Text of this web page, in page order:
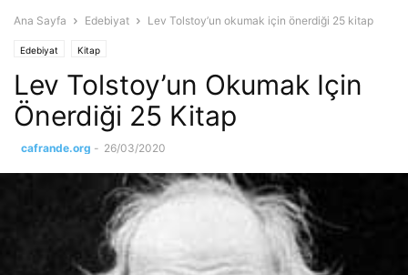
Ana Sayfa Edebiyat Lev Tolstoy’un okumak için önerdiği 25 kitap
Edebiyat Kitap
Lev Tolstoy’un Okumak Için
Önerdiği 25 Kitap
cafrande.org - 26/03/2020